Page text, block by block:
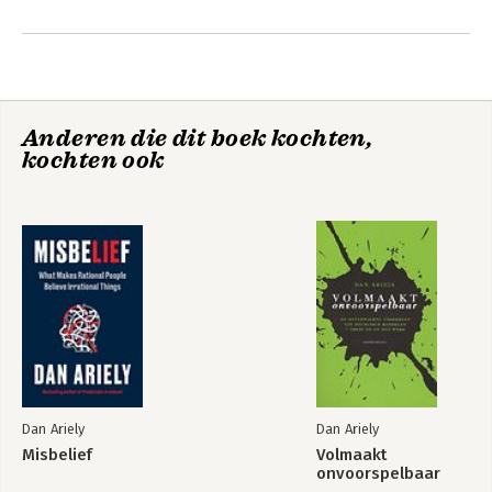
Andere boeken door Dan Ariely
Predictably
Irrational, Revised
Volmaakt
onvoorspelbaar
Anderen die dit boek kochten,
kochten ook
Dan Ariely
Misbelief
Dan Ariely
Volmaakt
onvoorspelbaar